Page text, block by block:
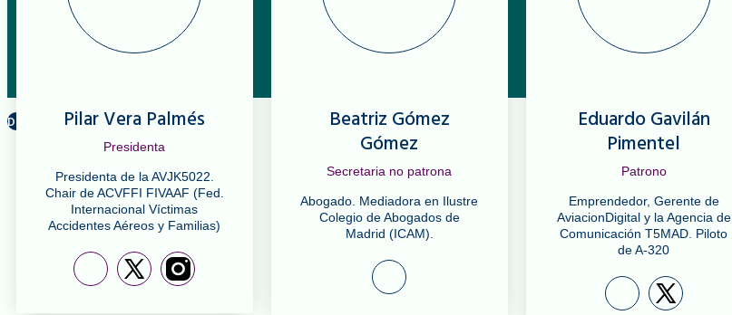
La Fundadora, Ángeles
Patronato
Dona Pilar Vera Palmés
Presidenta
Presidenta de la AVJK5022.
Chair de ACVFFI FIVAAF (Fed.
Internacional Víctimas
Accidentes Aéreos y Familias)
Beatriz Gómez
Gómez
Secretaria no patrona
Abogado. Mediadora en Ilustre
Colegio de Abogados de
Madrid (ICAM).
Eduardo Gavilán
Pimentel
Patrono
Emprendedor, Gerente de
AviacionDigital y la Agencia de
Comunicación T5MAD. Piloto
de A-320